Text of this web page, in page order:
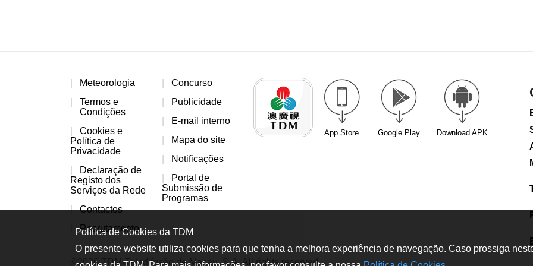
Meteorologia
Termos e
Condições
Cookies e
Política de
Privacidade
Declaração de
Registo dos
Serviços da Rede
Contactos
Recrutamento
Concurso
Publicidade
E-mail interno
Mapa do site
Notificações
Portal de
Submissão de
Programas
App Store Google Play Download APK
©2026 TDM-Teledifusão de Macau, S.A. All rights reserved
Política de Cookies da TDM
O presente website utiliza cookies para que tenha a melhora experiência de navegação. Caso prossiga